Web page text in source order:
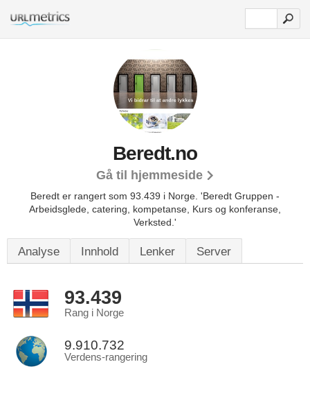
Beredt.no
Gå til hjemmeside
Beredt er rangert som 93.439 i Norge. 'Beredt Gruppen -
Arbeidsglede, catering, kompetanse, Kurs og konferanse,
Verksted.'
Analyse Innhold Lenker Server
93.439
Rang i Norge
9.910.732
Verdens-rangering